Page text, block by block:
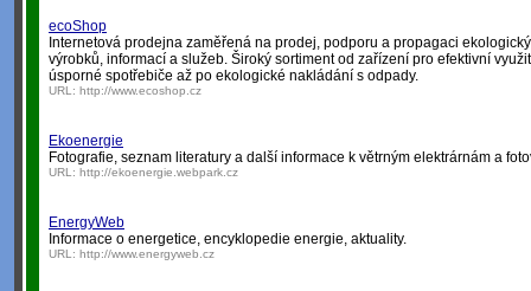
ecoShop
Internetová prodejna zaměřená na prodej, podporu a propagaci
výrobků, informací a služeb. Široký sortiment od zařízení pro efektivní
úsporné spotřebiče až po ekologické nakládání s odpady.
URL: http://www.ecoshop.cz
Ekoenergie
Fotografie, seznam literatury a další informace k větrným elektrárnám a
URL: http://ekoenergie.webpark.cz
EnergyWeb
Informace o energetice, encyklopedie energie, aktuality.
URL: http://www.energyweb.cz